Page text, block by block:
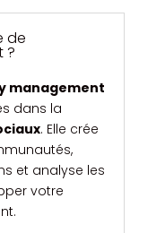
de
?
management
dans la
. Elle crée
et analyse les
votre